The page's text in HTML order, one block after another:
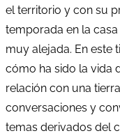
el territorio y con su
temporada en la
muy alejada. En este
cómo ha sido la vida
relación con una
conversaciones y
temas derivados del